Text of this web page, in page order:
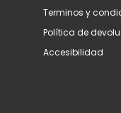
Terminos y
Política de
Accesibilidad